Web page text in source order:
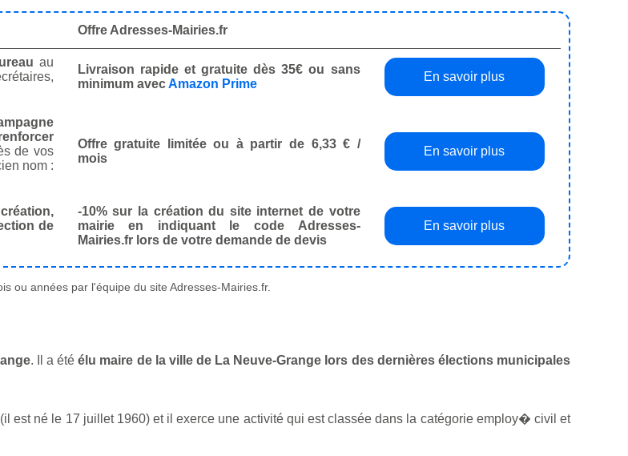
Offre Adresses-Mairies.fr
au
Livraison rapide et gratuite dès 35€ ou sans
minimum avecAmazon Prime
En savoir plus
de vos
nom :
Offre gratuite limitée ou à partir de 6,33 € /
mois
En savoir plus
création,
de
-10% sur la création du site internet de votre
mairie en indiquant le code Adresses-
Mairies.fr lors de votre demande de devis
En savoir plus
ou années par l'équipe du site Adresses-Mairies.fr.
. Il a étéélu maire de la ville de La Neuve-Grange lors des dernières élections municipales
est né le 17 juillet 1960) et il exerce une activité qui est classée dans la catégorie employ� civil et